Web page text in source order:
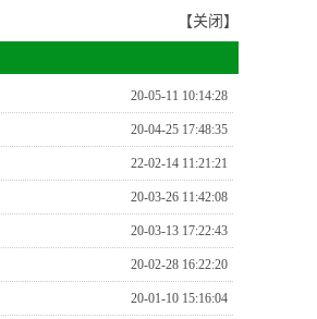
【关闭】
20-05-11 10:14:28
20-04-25 17:48:35
22-02-14 11:21:21
20-03-26 11:42:08
20-03-13 17:22:43
20-02-28 16:22:20
20-01-10 15:16:04